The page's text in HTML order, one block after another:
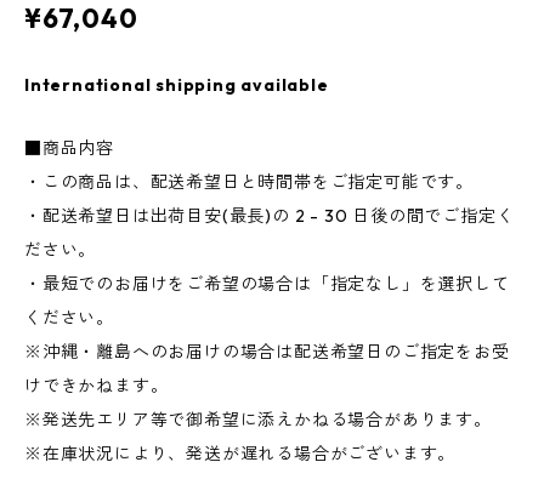
¥67,040
International shipping available
■商品内容
・この商品は、配送希望日と時間帯をご指定可能です。
・配送希望日は出荷目安(最長)の 2 - 30 日後の間でご指定く
ださい。
・最短でのお届けをご希望の場合は「指定なし」を選択して
ください。
※沖縄・離島へのお届けの場合は配送希望日のご指定をお受
けできかねます。
※発送先エリア等で御希望に添えかねる場合があります。
※在庫状況により、発送が遅れる場合がございます。